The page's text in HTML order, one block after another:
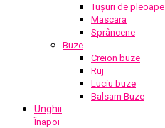
Tușuri de pleoape
Mascara
Sprâncene
Buze
Creion buze
Ruj
Luciu buze
Balsam Buze
Unghii
Înapoi